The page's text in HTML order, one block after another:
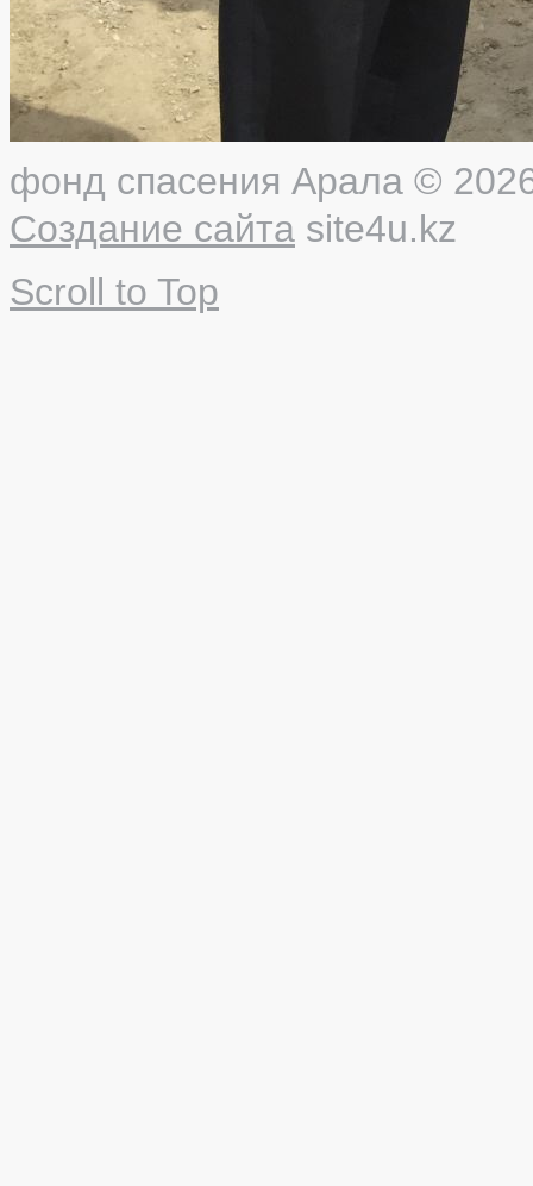
фонд спасения Арала ©
Создание сайта site4u.kz
Scroll to Top